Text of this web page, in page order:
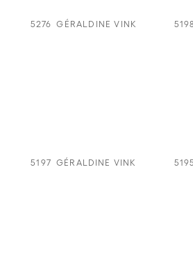
5276 GÉRALDINE VINK
5197 GÉRALDINE VINK 5195